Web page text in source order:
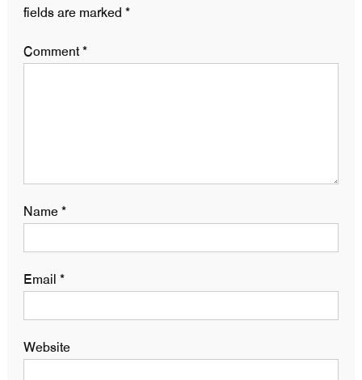
fields are marked *
Comment*
Name*
Email *
Website